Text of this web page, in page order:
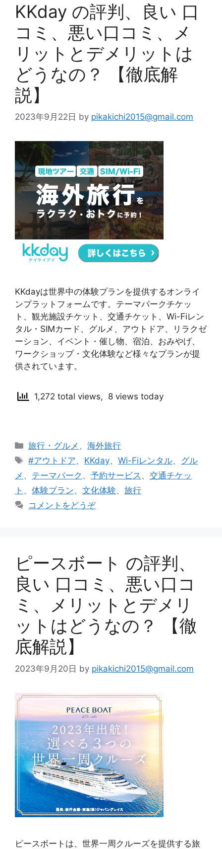
KKday の評判、良い 口
コミ、悪い口コミ、メ
リットとデメリットは
どうなの？ 【徹底解
説】
2023年9月22日 by pikakichi2015@gmail.com
KKdayは世界中の体験プランを提供するオンライ
ンプラットフォームです。テーマパークチケッ
ト、観光施設チケット、交通チケット、Wi-Fiレン
タル・SIMカード、グルメ、アウトドア、リラクゼ
ーション、イベント・催し物、宿泊、おみやげ、
ワークショップ・文化体験など様々なプランが提
供されています。
1,272 total views, 8 views today
カ
テ
リ
ー
旅行・グルメ 、海外旅行
タ
グ
#アウトドア、 KKday、Wi-Fiレンタル、 グル
メ 、 テーマパーク 、 予約サービス 、 交通チケッ
ト 、 体験プラン、 文化体験、 旅行
コメントをどうぞ
ピースボート の評判、
良い 口コミ、悪い口コ
ミ、メリットとデメリ
ットはどうなの？ 【徹
底解説】
2023年9月20日 by pikakichi2015@gmail.com
ピースボートは、世界一周クルーズを提供する旅